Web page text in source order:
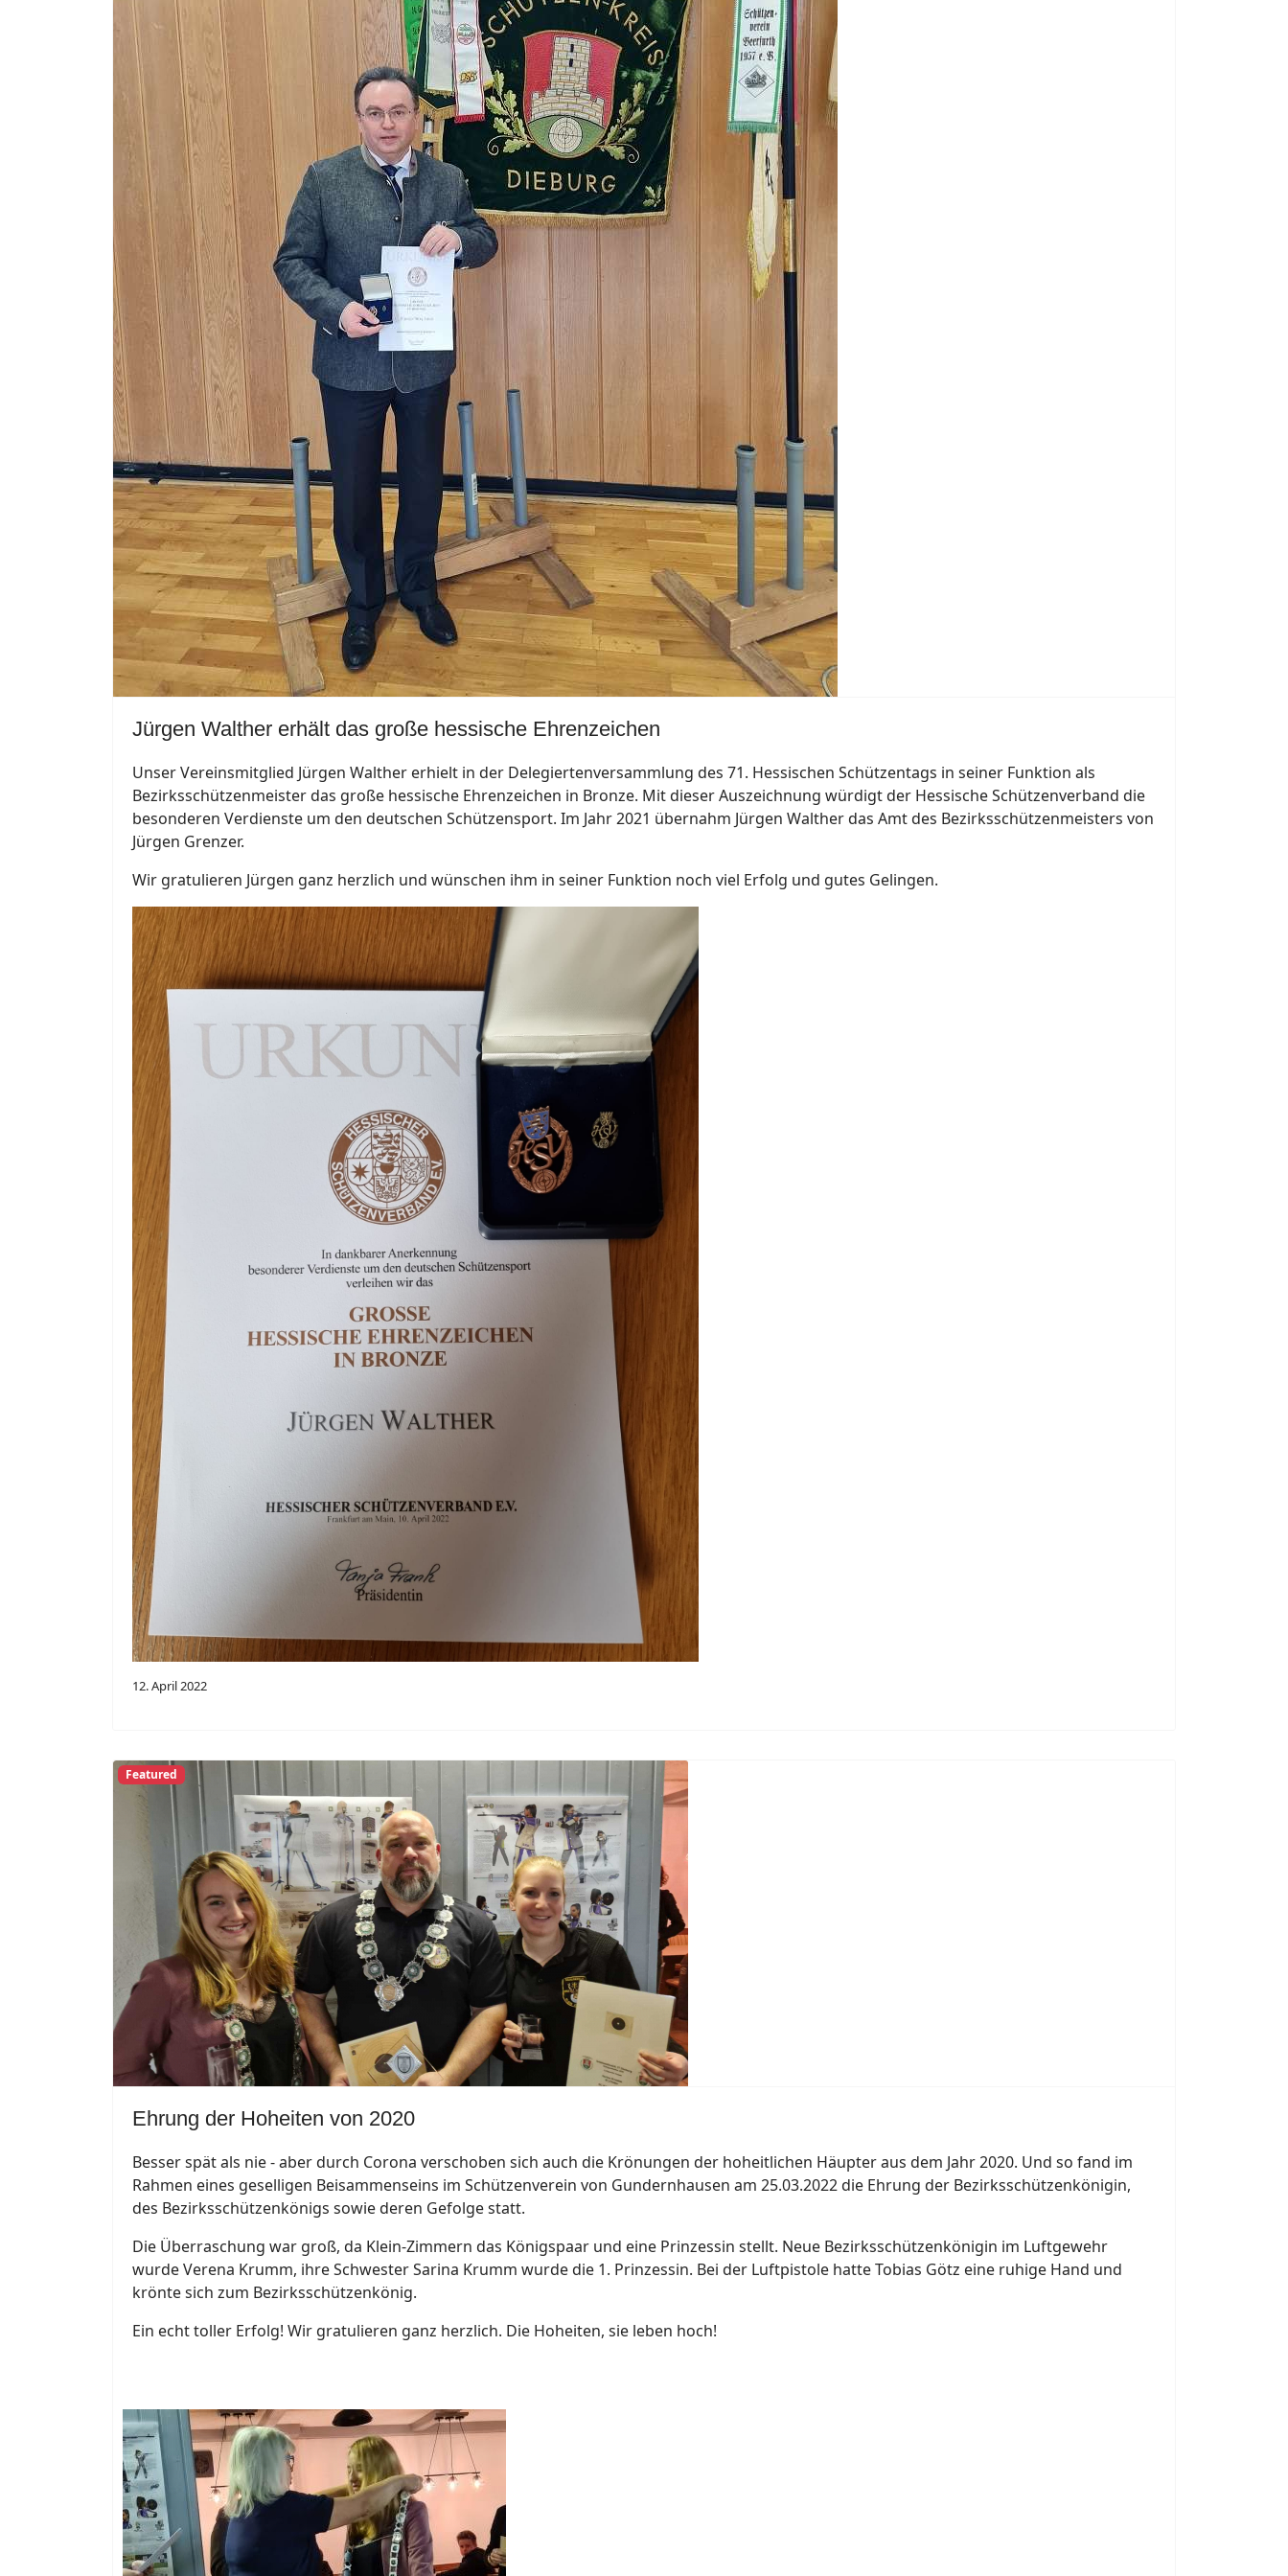
Jürgen Walther erhält das große hessische Ehrenzeichen
Unser Vereinsmitglied Jürgen Walther erhielt in der Delegiertenversammlung des 71. Hessischen Schützentags in seiner Funktion als
Bezirksschützenmeister das große hessische Ehrenzeichen in Bronze. Mit dieser Auszeichnung würdigt der Hessische Schützenverband die
besonderen Verdienste um den deutschen Schützensport. Im Jahr 2021 übernahm Jürgen Walther das Amt des Bezirksschützenmeisters von
Jürgen Grenzer.
Wir gratulieren Jürgen ganz herzlich und wünschen ihm in seiner Funktion noch viel Erfolg und gutes Gelingen.
12. April 2022
Featured
Ehrung der Hoheiten von 2020
Besser spät als nie - aber durch Corona verschoben sich auch die Krönungen der hoheitlichen Häupter aus dem Jahr 2020. Und so fand im
Rahmen eines geselligen Beisammenseins im Schützenverein von Gundernhausen am 25.03.2022 die Ehrung der Bezirksschützenkönigin,
des Bezirksschützenkönigs sowie deren Gefolge statt.
Die Überraschung war groß, da Klein-Zimmern das Königspaar und eine Prinzessin stellt. Neue Bezirksschützenkönigin im Luftgewehr
wurde Verena Krumm, ihre Schwester Sarina Krumm wurde die 1. Prinzessin. Bei der Luftpistole hatte Tobias Götz eine ruhige Hand und
krönte sich zum Bezirksschützenkönig.
Ein echt toller Erfolg! Wir gratulieren ganz herzlich. Die Hoheiten, sie leben hoch!